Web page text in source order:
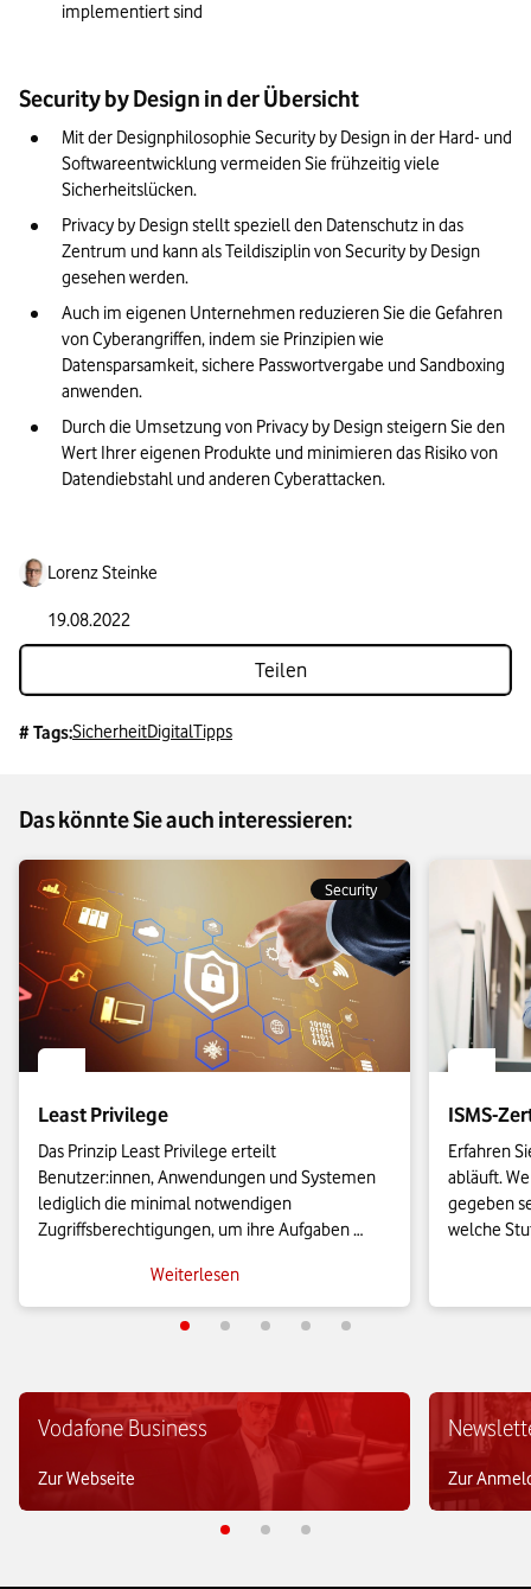
implementiert sind
Security by Design in der Übersicht
Mit der Designphilosophie Security by Design in der Hard- und
Softwareentwicklung vermeiden Sie frühzeitig viele
Sicherheitslücken.
Privacy by Design stellt speziell den Datenschutz in das
Zentrum und kann als Teildisziplin von Security by Design
gesehen werden.
Auch im eigenen Unternehmen reduzieren Sie die Gefahren
von Cyberangriffen, indem sie Prinzipien wie
Datensparsamkeit, sichere Passwortvergabe und Sandboxing
anwenden.
Durch die Umsetzung von Privacy by Design steigern Sie den
Wert Ihrer eigenen Produkte und minimieren das Risiko von
Datendiebstahl und anderen Cyberattacken.
Lorenz Steinke
19.08.2022
Teilen
# Tags:SicherheitDigitalTipps
Das könnte Sie auch interessieren:
Security
Least Privilege
Das Prinzip Least Privilege erteilt
Benutzer:innen, Anwendungen und Systemen
lediglich die minimal notwendigen
Zugriffsberechtigungen, um ihre Aufgaben
Unternehmen die Angriffsfläche für
Cyberbedrohungen erheblich reduzieren.
Weiterlesen
ISMS-
Erfahren
abläuft.
gegeben
welche
Beitrag.
Vodafone Business
Zur Webseite Zur